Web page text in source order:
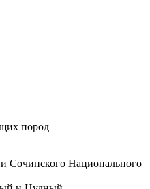
пород
Сочинского Национального